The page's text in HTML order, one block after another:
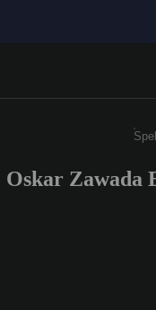
Oskar Zawada